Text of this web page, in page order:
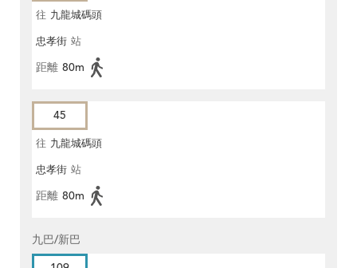
往 九龍城碼頭
忠孝街 站
距離 80m
45
往 九龍城碼頭
忠孝街 站
距離 80m
九巴/新巴